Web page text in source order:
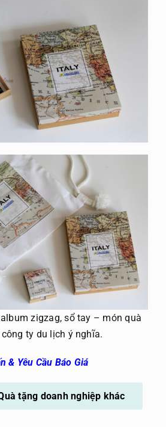
zigzag, sổ tay – món quà
ty du lịch ý nghĩa.
& Yêu Cầu Báo Giá
tặng doanh nghiệp khác